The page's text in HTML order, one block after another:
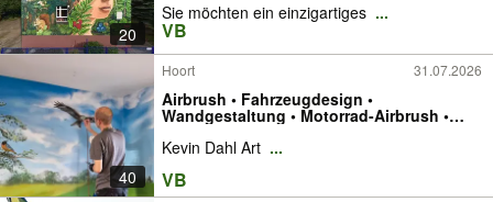
20
Sie möchten ein einzigartiges ...
VB
40
Hoort 31.07.2026
Airbrush • Fahrzeugdesign •
Wandgestaltung • Motorrad-Airbrush •
Wandmalerei • Wunschmotive • Graffiti
Kevin Dahl Art ...
VB